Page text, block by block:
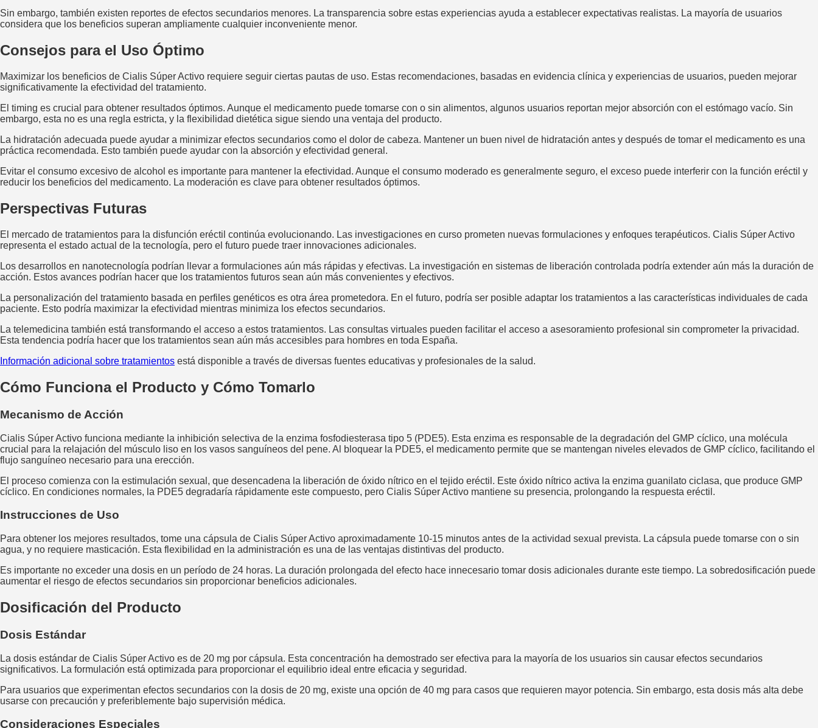
Sin embargo, también existen reportes de efectos secundarios menores. La transparencia sobre estas experiencias ayuda a establecer expectativas realistas. La mayoría de usuarios
considera que los beneficios superan ampliamente cualquier inconveniente menor.
Consejos para el Uso Óptimo
Maximizar los beneficios de Cialis Súper Activo requiere seguir ciertas pautas de uso. Estas recomendaciones, basadas en evidencia clínica y experiencias de usuarios, pueden mejorar
significativamente la efectividad del tratamiento.
El timing es crucial para obtener resultados óptimos. Aunque el medicamento puede tomarse con o sin alimentos, algunos usuarios reportan mejor absorción con el estómago vacío. Sin
embargo, esta no es una regla estricta, y la flexibilidad dietética sigue siendo una ventaja del producto.
La hidratación adecuada puede ayudar a minimizar efectos secundarios como el dolor de cabeza. Mantener un buen nivel de hidratación antes y después de tomar el medicamento es una
práctica recomendada. Esto también puede ayudar con la absorción y efectividad general.
Evitar el consumo excesivo de alcohol es importante para mantener la efectividad. Aunque el consumo moderado es generalmente seguro, el exceso puede interferir con la función eréctil y
reducir los beneficios del medicamento. La moderación es clave para obtener resultados óptimos.
Perspectivas Futuras
El mercado de tratamientos para la disfunción eréctil continúa evolucionando. Las investigaciones en curso prometen nuevas formulaciones y enfoques terapéuticos. Cialis Súper Activo
representa el estado actual de la tecnología, pero el futuro puede traer innovaciones adicionales.
Los desarrollos en nanotecnología podrían llevar a formulaciones aún más rápidas y efectivas. La investigación en sistemas de liberación controlada podría extender aún más la duración de
acción. Estos avances podrían hacer que los tratamientos futuros sean aún más convenientes y efectivos.
La personalización del tratamiento basada en perfiles genéticos es otra área prometedora. En el futuro, podría ser posible adaptar los tratamientos a las características individuales de cada
paciente. Esto podría maximizar la efectividad mientras minimiza los efectos secundarios.
La telemedicina también está transformando el acceso a estos tratamientos. Las consultas virtuales pueden facilitar el acceso a asesoramiento profesional sin comprometer la privacidad.
Esta tendencia podría hacer que los tratamientos sean aún más accesibles para hombres en toda España.
Información adicional sobre tratamientos está disponible a través de diversas fuentes educativas y profesionales de la salud.
Cómo Funciona el Producto y Cómo Tomarlo
Mecanismo de Acción
Cialis Súper Activo funciona mediante la inhibición selectiva de la enzima fosfodiesterasa tipo 5 (PDE5). Esta enzima es responsable de la degradación del GMP cíclico, una molécula
crucial para la relajación del músculo liso en los vasos sanguíneos del pene. Al bloquear la PDE5, el medicamento permite que se mantengan niveles elevados de GMP cíclico, facilitando el
flujo sanguíneo necesario para una erección.
El proceso comienza con la estimulación sexual, que desencadena la liberación de óxido nítrico en el tejido eréctil. Este óxido nítrico activa la enzima guanilato ciclasa, que produce GMP
cíclico. En condiciones normales, la PDE5 degradaría rápidamente este compuesto, pero Cialis Súper Activo mantiene su presencia, prolongando la respuesta eréctil.
Instrucciones de Uso
Para obtener los mejores resultados, tome una cápsula de Cialis Súper Activo aproximadamente 10-15 minutos antes de la actividad sexual prevista. La cápsula puede tomarse con o sin
agua, y no requiere masticación. Esta flexibilidad en la administración es una de las ventajas distintivas del producto.
Es importante no exceder una dosis en un período de 24 horas. La duración prolongada del efecto hace innecesario tomar dosis adicionales durante este tiempo. La sobredosificación puede
aumentar el riesgo de efectos secundarios sin proporcionar beneficios adicionales.
Dosificación del Producto
Dosis Estándar
La dosis estándar de Cialis Súper Activo es de 20 mg por cápsula. Esta concentración ha demostrado ser efectiva para la mayoría de los usuarios sin causar efectos secundarios
significativos. La formulación está optimizada para proporcionar el equilibrio ideal entre eficacia y seguridad.
Para usuarios que experimentan efectos secundarios con la dosis de 20 mg, existe una opción de 40 mg para casos que requieren mayor potencia. Sin embargo, esta dosis más alta debe
usarse con precaución y preferiblemente bajo supervisión médica.
Consideraciones Especiales